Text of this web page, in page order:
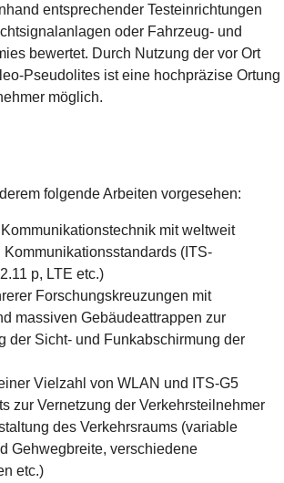
entsprechender Testeinrichtungen
oder Fahrzeug- und
bewertet. Durch Nutzung der vor Ort
Pseudolites ist eine hochpräzise Ortung
möglich.
folgende Arbeiten vorgesehen:
mit weltweit
Kommunikationsstandards (ITS-
p, LTE etc.)
Forschungskreuzungen mit
massiven Gebäudeattrappen zur
der Sicht- und Funkabschirmung der
Vielzahl von WLAN und ITS-G5
zur Vernetzung der Verkehrsteilnehmer
des Verkehrsraums (variable
Gehwegbreite, verschiedene
etc.)